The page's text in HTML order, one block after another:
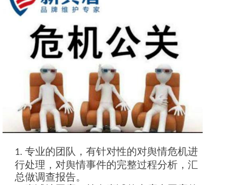
1. 专业的团队，有针对性的对舆情危机进
行处理，对舆情事件的完整过程分析，汇
总做调查报告。